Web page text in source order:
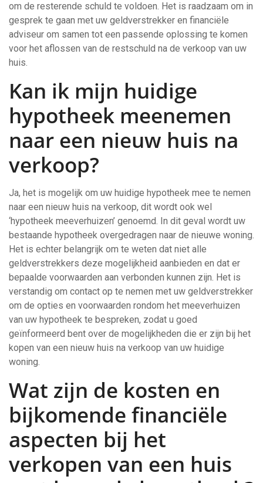
om de resterende schuld te voldoen. Het is raadzaam om in
gesprek te gaan met uw geldverstrekker en financiële
adviseur om samen tot een passende oplossing te komen
voor het aflossen van de restschuld na de verkoop van uw
huis.
Kan ik mijn huidige
hypotheek meenemen
naar een nieuw huis na
verkoop?
Ja, het is mogelijk om uw huidige hypotheek mee te nemen
naar een nieuw huis na verkoop, dit wordt ook wel
‘hypotheek meeverhuizen’ genoemd. In dit geval wordt uw
bestaande hypotheek overgedragen naar de nieuwe woning.
Het is echter belangrijk om te weten dat niet alle
geldverstrekkers deze mogelijkheid aanbieden en dat er
bepaalde voorwaarden aan verbonden kunnen zijn. Het is
verstandig om contact op te nemen met uw geldverstrekker
om de opties en voorwaarden rondom het meeverhuizen
van uw hypotheek te bespreken, zodat u goed
geïnformeerd bent over de mogelijkheden die er zijn bij het
kopen van een nieuw huis na verkoop van uw huidige
woning.
Wat zijn de kosten en
bijkomende financiële
aspecten bij het
verkopen van een huis